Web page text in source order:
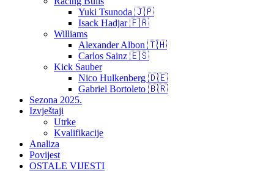
Yuki Tsunoda 🇯🇵
Isack Hadjar 🇫🇷
Williams
Alexander Albon 🇹🇭
Carlos Sainz 🇪🇸
Kick Sauber
Nico Hulkenberg 🇩🇪
Gabriel Bortoleto 🇧🇷
Sezona 2025.
Izvještaji
Utrke
Kvalifikacije
Analiza
Povijest
OSTALE VIJESTI